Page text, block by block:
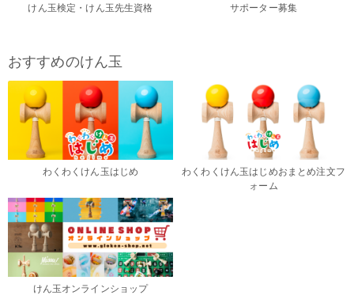
けん玉検定・けん玉先生資格 サポーター募集
おすすめのけん玉
わくわくけん玉はじめ
わくわくけん玉はじめおまとめ注文フ
ォーム
けん玉オンラインショップ